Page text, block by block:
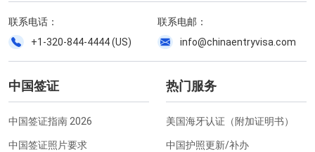
联系电话：
+1-320-844-4444 (US)
联系电邮：
info@chinaentryvisa.com
中国签证
中国签证指南 2026
中国签证照片要求
热门服务
美国海牙认证（附加证明书）
中国护照更新/补办